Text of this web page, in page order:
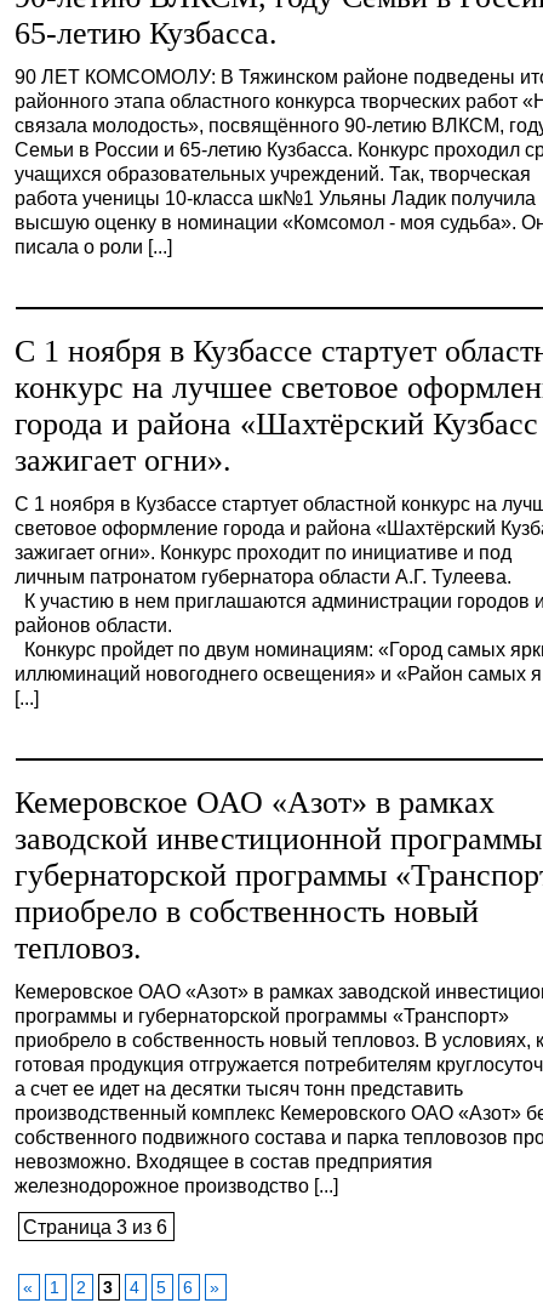
65-летию Кузбасса.
90 ЛЕТ КОМСОМОЛУ: В Тяжинском районе подведены
районного этапа областного конкурса творческих работ
связала молодость», посвящённого 90-летию ВЛКСМ,
Семьи в России и 65-летию Кузбасса. Конкурс проходил
учащихся образовательных учреждений. Так, творческая
работа ученицы 10-класса шк№1 Ульяны Ладик получила
высшую оценку в номинации «Комсомол - моя судьба».
писала о роли [...]
С 1 ноября в Кузбассе стартует
конкурс на лучшее световое
города и района «Шахтёрский Кузбасс
зажигает огни».
С 1 ноября в Кузбассе стартует областной конкурс на
световое оформление города и района «Шахтёрский
зажигает огни». Конкурс проходит по инициативе и под
личным патронатом губернатора области А.Г. Тулеева.
К участию в нем приглашаются администрации городов
районов области.
Конкурс пройдет по двум номинациям: «Город самых
иллюминаций новогоднего освещения» и «Район самых
[...]
Кемеровское ОАО «Азот» в рамках
заводской инвестиционной
губернаторской программы
приобрело в собственность новый
тепловоз.
Кемеровское ОАО «Азот» в рамках заводской
программы и губернаторской программы «Транспорт»
приобрело в собственность новый тепловоз. В условиях,
готовая продукция отгружается потребителям
а счет ее идет на десятки тысяч тонн представить
производственный комплекс Кемеровского ОАО «Азот»
собственного подвижного состава и парка тепловозов
невозможно. Входящее в состав предприятия
железнодорожное производство [...]
Страница 3 из 6
« 1 2 3 4 5 6 »